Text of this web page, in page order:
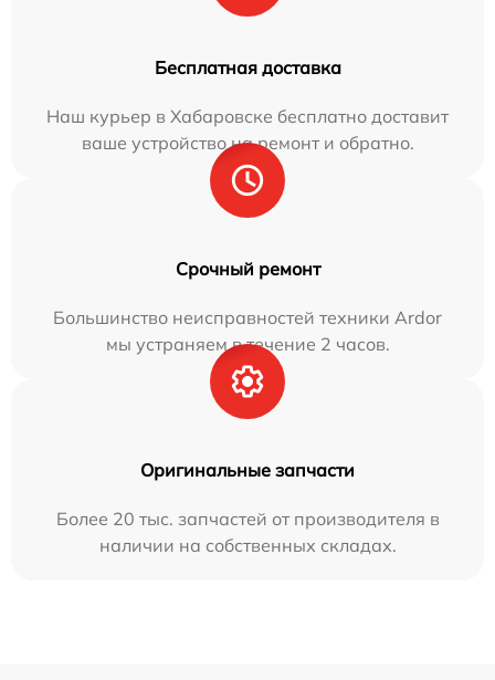
Бесплатная доставка
Наш курьер в Хабаровске бесплатно доставит
ваше устройство на ремонт и обратно.
Срочный ремонт
Большинство неисправностей техники Ardor
мы устраняем в течение 2 часов.
Оригинальные запчасти
Более 20 тыс. запчастей от производителя в
наличии на собственных складах.